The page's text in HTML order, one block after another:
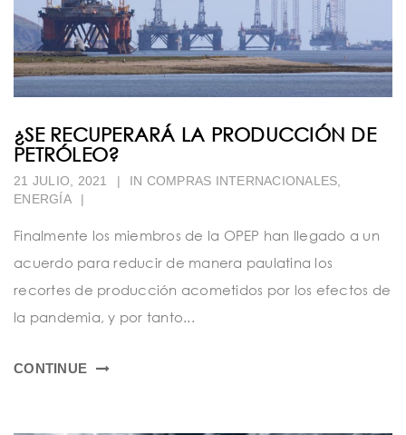
¿SE RECUPERARÁ LA PRODUCCIÓN DE
PETRÓLEO?
21 JULIO, 2021 | IN COMPRAS INTERNACIONALES
ENERGÍA
|
Finalmente los miembros de la OPEP han llegado a un
acuerdo para reducir de manera paulatina los
recortes de producción acometidos por los efectos de
la pandemia, y por tanto...
CONTINUE